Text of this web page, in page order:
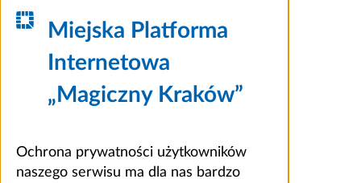
Miejska Platforma
Internetowa
„Magiczny Kraków”
Ochrona prywatności użytkowników
naszego serwisu ma dla nas bardzo